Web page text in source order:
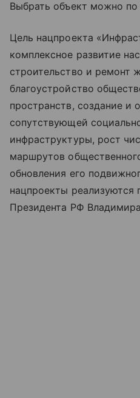
Выбрать объект можно по
Цель нацпроекта
комплексное развитие
строительство и ремонт
благоустройство
пространств, создание и
сопутствующей
инфраструктуры, рост
маршрутов
обновления его
нацпроекты
Президента РФ